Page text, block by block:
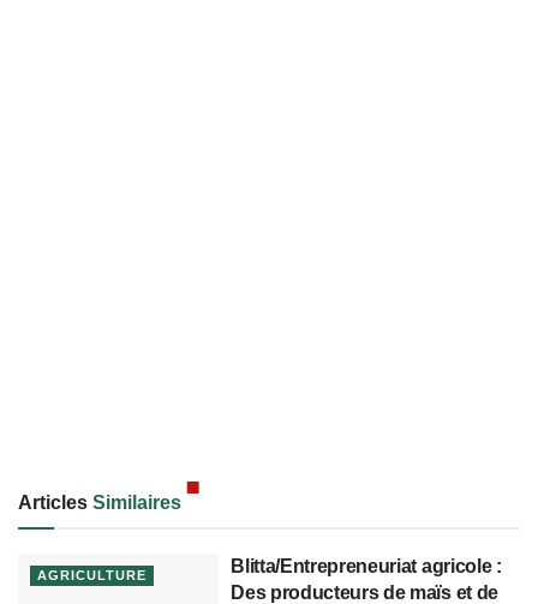
Articles Similaires
AGRICULTURE
Blitta/Entrepreneuriat agricole :
Des producteurs de maïs et de